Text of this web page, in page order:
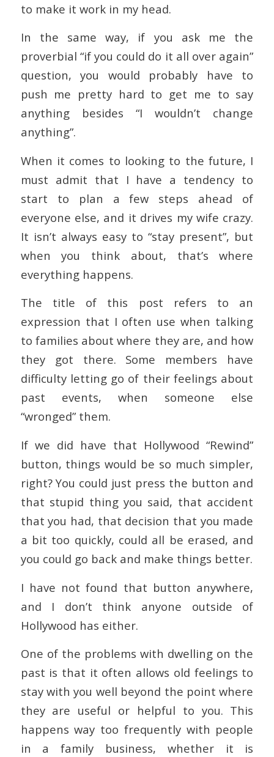
to make it work in my head.
In the same way, if you ask me the
proverbial “if you could do it all over again”
question, you would probably have to
push me pretty hard to get me to say
anything besides “I wouldn’t change
anything”.
When it comes to looking to the future, I
must admit that I have a tendency to
start to plan a few steps ahead of
everyone else, and it drives my wife crazy.
It isn’t always easy to “stay present”, but
when you think about, that’s where
everything happens.
The title of this post refers to an
expression that I often use when talking
to families about where they are, and how
they got there. Some members have
difficulty letting go of their feelings about
past events, when someone else
“wronged” them.
If we did have that Hollywood “Rewind”
button, things would be so much simpler,
right? You could just press the button and
that stupid thing you said, that accident
that you had, that decision that you made
a bit too quickly, could all be erased, and
you could go back and make things better.
I have not found that button anywhere,
and I don’t think anyone outside of
Hollywood has either.
One of the problems with dwelling on the
past is that it often allows old feelings to
stay with you well beyond the point where
they are useful or helpful to you. This
happens way too frequently with people
in a family business, whether it is